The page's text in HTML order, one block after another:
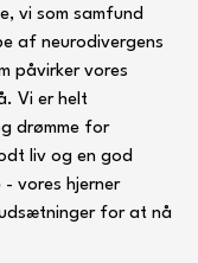
vi som samfund
af neurodivergens
påvirker vores
Vi er helt
drømme for
liv og en god
vores hjerner
for at nå